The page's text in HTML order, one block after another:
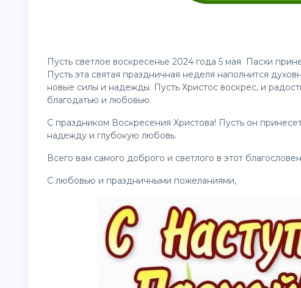
Пусть светлое воскресенье 2024 года 5 мая Пасхи
Пусть эта святая праздничная неделя наполнится
новые силы и надежды. Пусть Христос воскрес, и
благодатью и любовью.
С праздником Воскресения Христова! Пусть он
надежду и глубокую любовь.
Всего вам самого доброго и светлого в этот
С любовью и праздничными пожеланиями,